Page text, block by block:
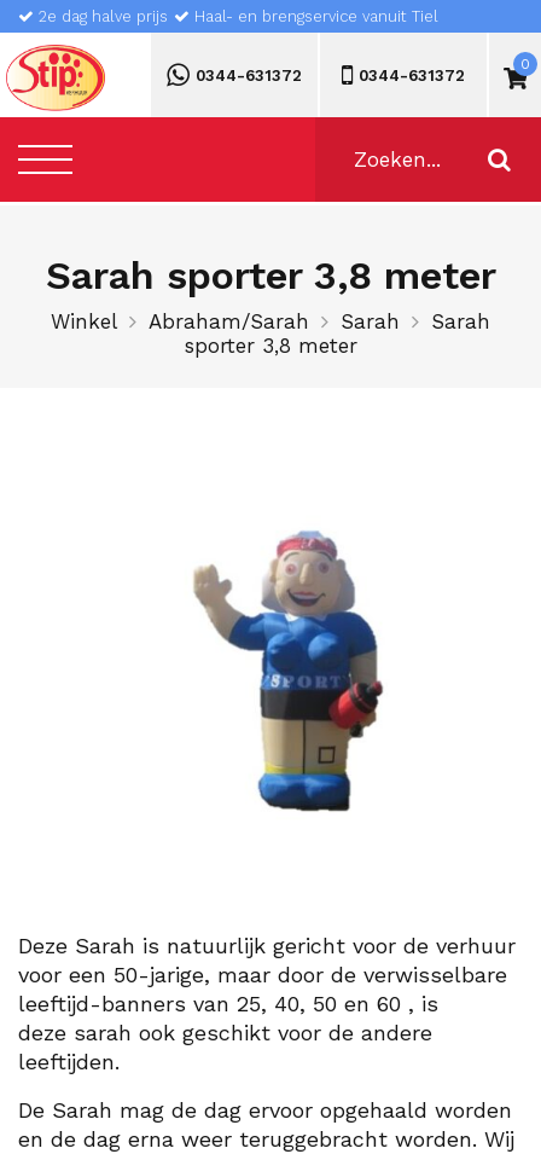
2e dag halve prijs Haal- en brengservice vanuit Tiel
0344-631372 0344-631372
0
Sarah sporter 3,8 meter
Winkel Abraham/Sarah Sarah
Sarah
sporter 3,8 meter
Deze Sarah is natuurlijk gericht voor de verhuur
voor een 50-jarige, maar door de verwisselbare
leeftijd-banners van 25, 40, 50 en 60 , is
deze sarah ook geschikt voor de andere
leeftijden.
De Sarah mag de dag ervoor opgehaald worden
en de dag erna weer teruggebracht worden. Wij